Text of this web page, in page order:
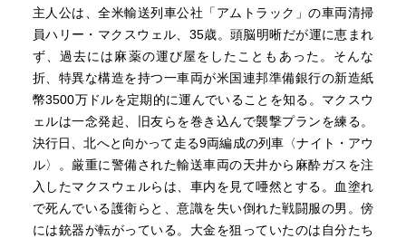
主人公は、全米輸送列車公社「アムトラック」の車両清掃
員ハリー・マクスウェル、35歳。頭脳明晰だが運に恵まれ
ず、過去には麻薬の運び屋をしたこともあった。そんな
折、特異な構造を持つ一車両が米国連邦準備銀行の新造紙
幣3500万ドルを定期的に運んでいることを知る。マクスウ
ェルは一念発起、旧友らを巻き込んで襲撃プランを練る。
決行日、北へと向かって走る9両編成の列車〈ナイト・アウ
ル〉。厳重に警備された輸送車両の天井から麻酔ガスを注
入したマクスウェルらは、車内を見て唖然とする。血塗れ
で死んでいる護衛らと、意識を失い倒れた戦闘服の男。傍
には銃器が転がっている。大金を狙っていたのは自分たち